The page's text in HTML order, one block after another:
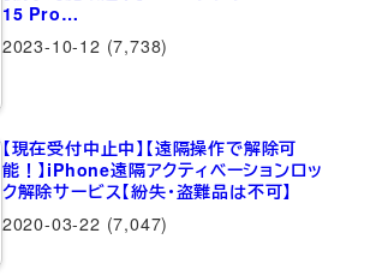
15 Pro…
2023-10-12 (7,738)
【現在受付中止中】【遠隔操作で解除可
能！】iPhone遠隔アクティベーションロッ
ク解除サービス【紛失・盗難品は不可】
2020-03-22 (7,047)